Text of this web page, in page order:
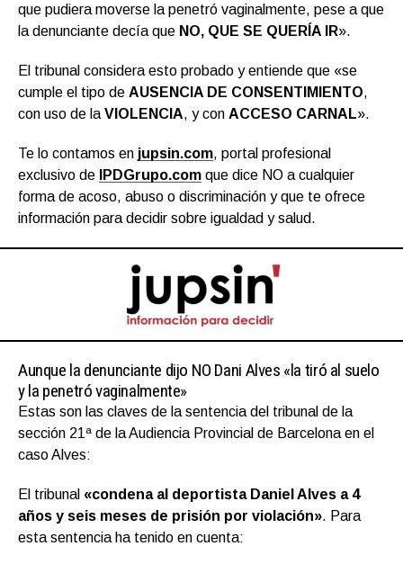
que pudiera moverse la penetró vaginalmente, pese a que
la denunciante decía que NO, QUE SE QUERÍA IR».
El tribunal considera esto probado y entiende que «se
cumple el tipo de AUSENCIA DE CONSENTIMIENTO,
con uso de la VIOLENCIA, y con ACCESO CARNAL».
Te lo contamos en jupsin.com, portal profesional
exclusivo de
IPDGrupo.com que dice NO a cualquier
forma de acoso, abuso o discriminación y que te ofrece
información para decidir sobre igualdad y salud.
Aunque la denunciante dijo NO Dani Alves «la tiró al suelo
y la penetró vaginalmente»
Estas son las claves de la sentencia del tribunal de la
sección 21ª de la Audiencia Provincial de Barcelona en el
caso Alves:
El tribunal «condena al deportista Daniel Alves a 4
años y seis meses de prisión por violación». Para
esta sentencia ha tenido en cuenta: